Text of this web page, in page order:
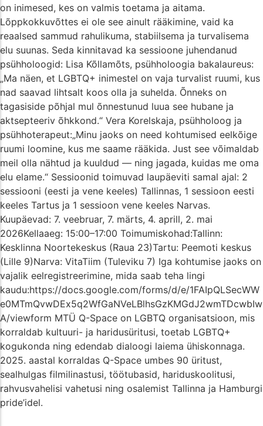
on inimesed, kes on valmis toetama ja aitama.
Lõppkokkuvõttes ei ole see ainult rääkimine, vaid ka
reaalsed sammud rahulikuma, stabiilsema ja turvalisema
elu suunas. Seda kinnitavad ka sessioone juhendanud
psühholoogid: Lisa Kõllamõts, psühholoogia bakalaureus:
„Ma näen, et LGBTQ+ inimestel on vaja turvalist ruumi, kus
nad saavad lihtsalt koos olla ja suhelda. Õnneks on
tagasiside põhjal mul õnnestunud luua see hubane ja
aktsepteeriv õhkkond.“ Vera Korelskaja, psühholoog ja
psühhoterapeut:„Minu jaoks on need kohtumised eelkõige
ruumi loomine, kus me saame rääkida. Just see võimaldab
meil olla nähtud ja kuuldud — ning jagada, kuidas me oma
elu elame.“ Sessioonid toimuvad laupäeviti samal ajal: 2
sessiooni (eesti ja vene keeles) Tallinnas, 1 sessioon eesti
keeles Tartus ja 1 sessioon vene keeles Narvas.
Kuupäevad: 7. veebruar, 7. märts, 4. aprill, 2. mai
2026Kellaaeg: 15:00–17:00 Toimumiskohad:Tallinn:
Kesklinna Noortekeskus (Raua 23)Tartu: Peemoti keskus
(Lille 9)Narva: VitaTiim (Tuleviku 7) Iga kohtumise jaoks on
vajalik eelregistreerimine, mida saab teha lingi
kaudu:https://docs.google.com/forms/d/e/1FAIpQLSecWW
e0MTmQvwDEx5q2WfGaNVeLBlhsGzKMGdJ2wmTDcwbIw
A/viewform MTÜ Q-Space on LGBTQ organisatsioon, mis
korraldab kultuuri- ja haridusüritusi, toetab LGBTQ+
kogukonda ning edendab dialoogi laiema ühiskonnaga.
2025. aastal korraldas Q-Space umbes 90 üritust,
sealhulgas filmilinastusi, töötubasid, hariduskoolitusi,
rahvusvahelisi vahetusi ning osalemist Tallinna ja Hamburgi
pride’idel.